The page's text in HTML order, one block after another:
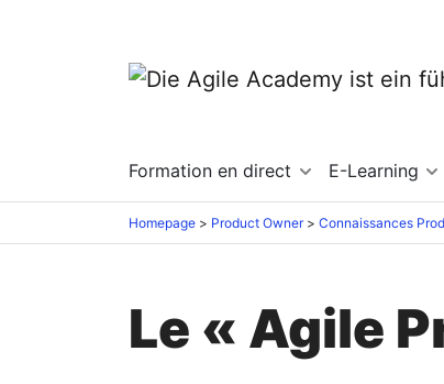
Formation en direct E-Learning
Homepage Product Owner Connaissances
Le « Agile